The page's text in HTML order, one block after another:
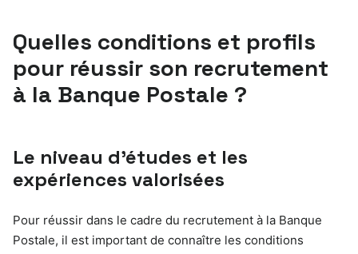
Quelles conditions et profils
pour réussir son recrutement
à la Banque Postale ?
Le niveau d’études et les
expériences valorisées
Pour réussir dans le cadre du recrutement à la Banque
Postale, il est important de connaître les conditions